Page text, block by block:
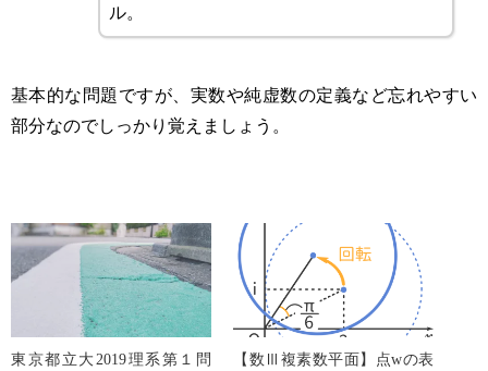
ル。
基本的な問題ですが、実数や純虚数の定義など忘れやすい
部分なのでしっかり覚えましょう。
東京都立大2019理系第１問
【数Ⅲ複素数平面】点wの表